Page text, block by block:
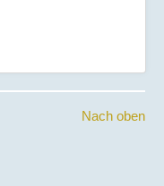
Nach oben